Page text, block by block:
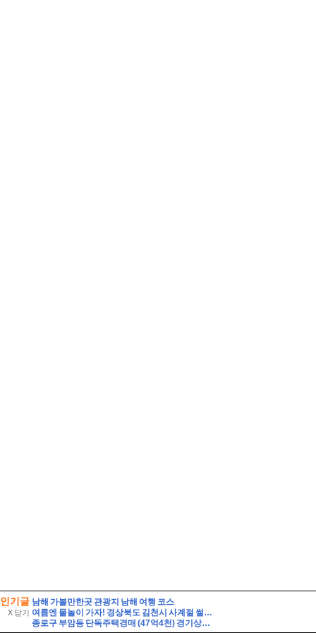
인기글
X 닫기
남해 가볼만한곳 관광지 남해 여행 코스
여름엔 물놀이 가자! 경상북도 김천시 사계절 썰매장
종로구 부암동 단독주택경매 (47억4천) 경기상고인근 대지260평 건물60평 2층주택 유찰1회 종로구부암동단독주택 부동산경매 매물건